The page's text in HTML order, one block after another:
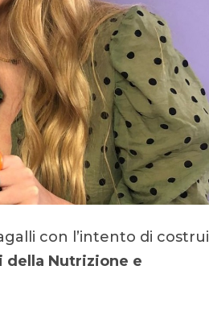
con l’intento di
della Nutrizione e